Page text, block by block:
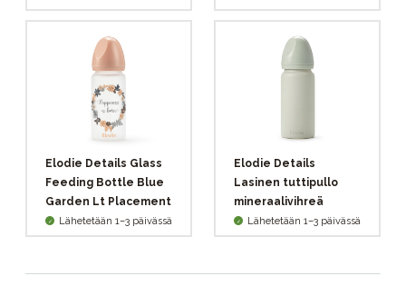
Elodie Details Glass
Feeding Bottle Blue
Garden Lt Placement
Lähetetään 1–3 päivässä
Elodie Details
Lasinen tuttipullo
mineraalivihreä
Lähetetään 1–3 päivässä